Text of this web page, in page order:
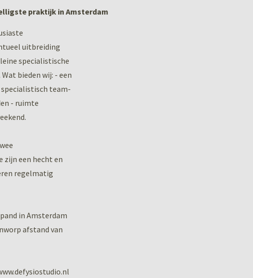
praktijk in Amsterdam
uitbreiding
specialistische
bieden wij: - een
team-
- ruimte
zijn een hecht en
regelmatig
in Amsterdam
afstand van